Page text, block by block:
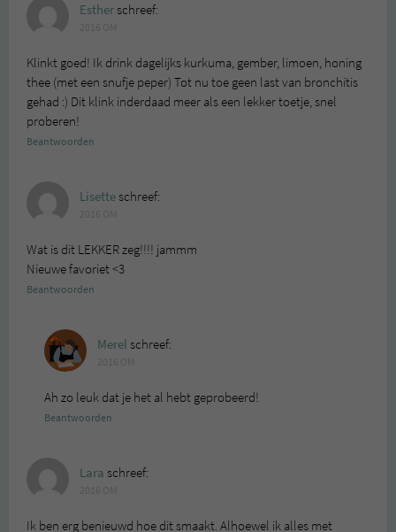
Estherschreef:
Klinkt goed! Ik drink dagelijks kurkuma, gember, limoen, honing
thee (met een snufje peper) Tot nu toe geen last van bronchitis
gehad :) Dit klink inderdaad meer als een lekker toetje, snel
proberen!
Beantwoorden
Lisetteschreef:
Wat is dit LEKKER zeg!!!! jammm
Nieuwe favoriet <3
Beantwoorden
Merel schreef:
Ah zo leuk dat je het al hebt geprobeerd!
Beantwoorden
Lara schreef:
Ik ben erg benieuwd hoe dit smaakt. Alhoewel ik alles met